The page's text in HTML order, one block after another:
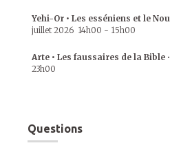
Yehi-Or • Les esséniens et le
juillet 2026 14h00 - 15h00
Arte • Les faussaires de la Bible •
23h00
Questions